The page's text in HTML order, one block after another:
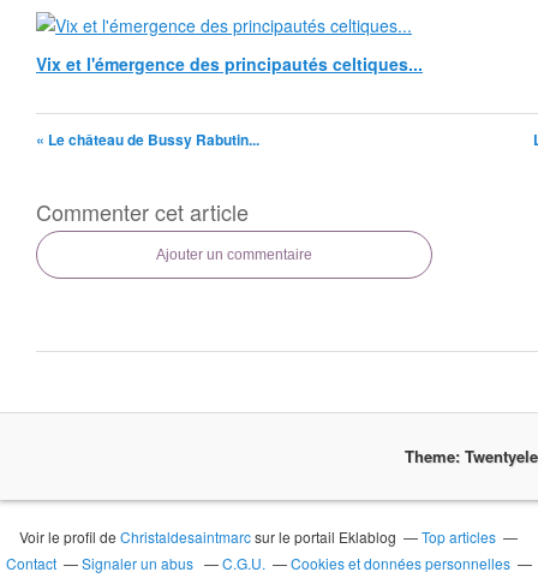
Vix et l'émergence des principautés celtiques...
« Le château de Bussy Rabutin...
Commenter cet article
Ajouter un commentaire
Theme:
Voir le profil deChristaldesaintmarcsur le portail Eklablog
Top articles
Contact
Signaler un abus C.G.U.
Cookies et données personnelles